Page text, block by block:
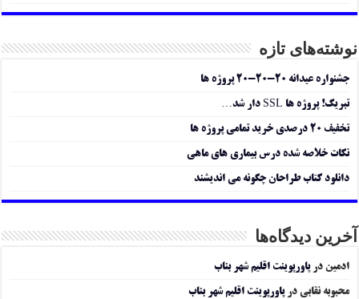
نوشته‌های تازه
جشنواره عیدانه ۲۰-۲۰-۲۰ پروژه ها
تبریک! پروژه ها SSL دار شد…
تخفیف ۲۰ درصدی خرید تمامی پروژه ها
نکات خلاصه شده درس بیماری های ماهی
دانلود کتاب طراحان چگونه می اندیشند
آخرین دیدگاه‌ها
ادمین درپاورپوینت اقلیم شهر بناب
محبوبه نقابی درپاورپوینت اقلیم شهر بناب